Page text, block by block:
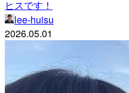
ヒスです！
lee-huisu
2026.05.01